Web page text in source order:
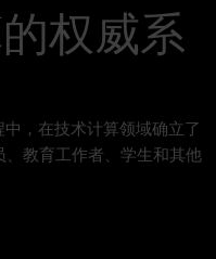
权威系
，在技术计算领域确立了
教育工作者、学生和其他